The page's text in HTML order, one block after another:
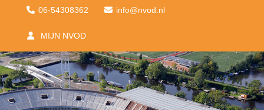
06-54308362 ofni@nvod.nl
MIJN NVOD